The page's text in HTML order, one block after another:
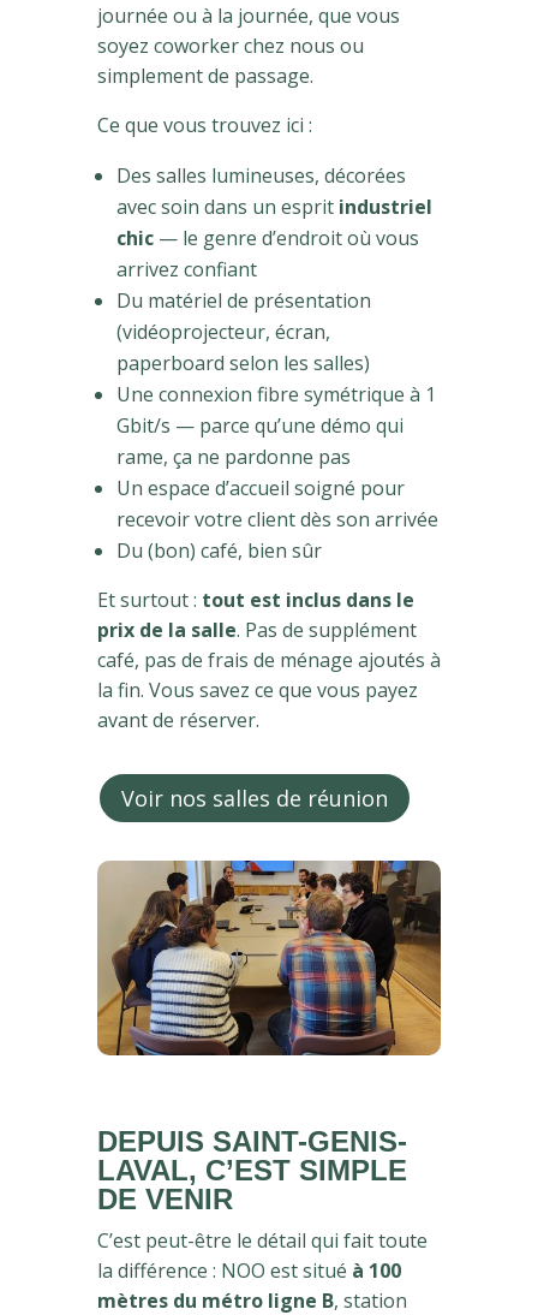
journée ou à la journée, que vous
soyez coworker chez nous ou
simplement de passage.
Ce que vous trouvez ici :
Des salles lumineuses, décorées
avec soin dans un esprit industriel
chic— le genre d’endroit où vous
arrivez confiant
Du matériel de présentation
(vidéoprojecteur, écran,
paperboard selon les salles)
Une connexion fibre symétrique à 1
Gbit/s — parce qu’une démo qui
rame, ça ne pardonne pas
Un espace d’accueil soigné pour
recevoir votre client dès son arrivée
Du (bon) café, bien sûr
Et surtout : tout est inclus dans le
prix de la salle. Pas de supplément
café, pas de frais de ménage ajoutés à
la fin. Vous savez ce que vous payez
avant de réserver.
Voir nos salles de réunion
DEPUIS SAINT-GENIS-
LAVAL, C’EST SIMPLE
DE VENIR
C’est peut-être le détail qui fait toute
la différence : NOO est situé à 100
mètres du métro ligne B, station